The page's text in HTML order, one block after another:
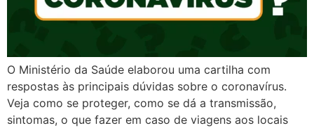
O Ministério da Saúde elaborou uma cartilha com
respostas às principais dúvidas sobre o coronavírus.
Veja como se proteger, como se dá a transmissão,
sintomas, o que fazer em caso de viagens aos locais